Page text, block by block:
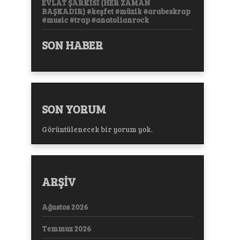
EVLAT ŞARKISI (HER ZAMAN
BAŞKADIR) #keşfet #müzik #arabeskrap
#music #trap #anatolianrock
SON HABER
SON YORUM
Görüntülenecek bir yorum yok.
ARŞİV
Ağustos 2026
Temmuz 2026